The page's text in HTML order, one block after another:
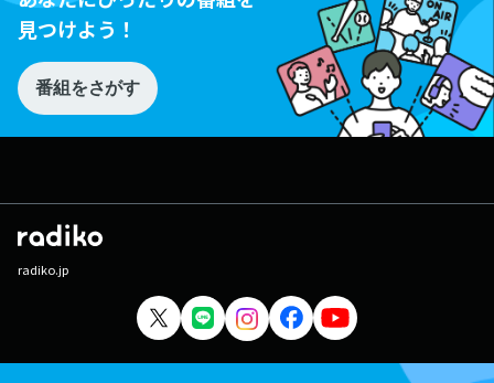
見つけよう！
番組をさがす
radiko.jp